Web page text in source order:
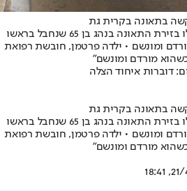
בתאונה בקרית גת
צוותי איחוד הצלה ומד"א טיפלו בזירת התאונה בנהג בן 65 שנחבל בראשו
ומונשם • ילדה פרטמן, חובשת רפואת
כשהוא מורדם ומונשם"
דוברות איחוד הצלה
בתאונה בקרית גת
צוותי איחוד הצלה ומד"א טיפלו בזירת התאונה בנהג בן 65 שנחבל בראשו
ומונשם • ילדה פרטמן, חובשת רפואת
כשהוא מורדם ומונשם"
21/4/